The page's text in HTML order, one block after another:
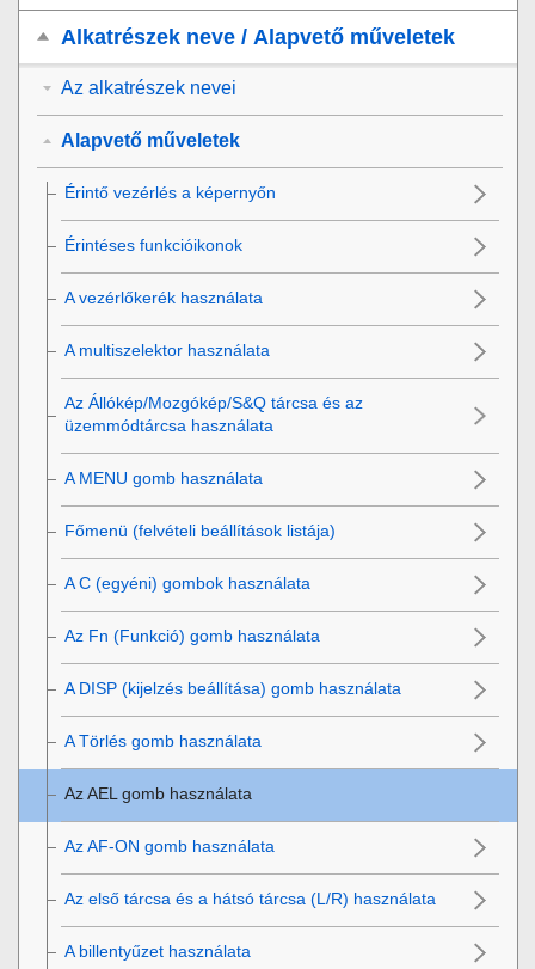
Alkatrészek neve / Alapvető műveletek
Az alkatrészek nevei
Alapvető műveletek
Érintő vezérlés a képernyőn
Érintéses funkcióikonok
A vezérlőkerék használata
A multiszelektor használata
Az Állókép/Mozgókép/S&Q tárcsa és az
üzemmódtárcsa használata
A MENU gomb használata
Főmenü (felvételi beállítások listája)
A C (egyéni) gombok használata
Az Fn (Funkció) gomb használata
A DISP (kijelzés beállítása) gomb használata
A Törlés gomb használata
Az AEL gomb használata
Az AF-ON gomb használata
Az első tárcsa és a hátsó tárcsa (L/R) használata
A billentyűzet használata